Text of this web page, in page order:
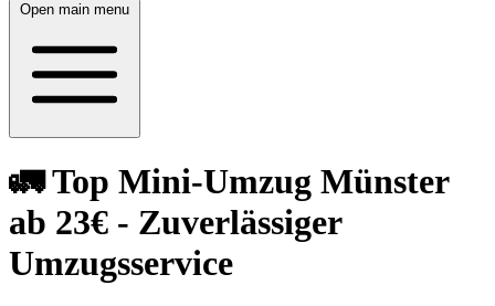
Open main menu
🚛 Top Mini-Umzug Münster
ab 23€ - Zuverlässiger
Umzugsservice